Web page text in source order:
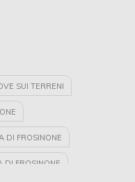
SUI TERRENI
DI FROSINONE
DI FROSINONE